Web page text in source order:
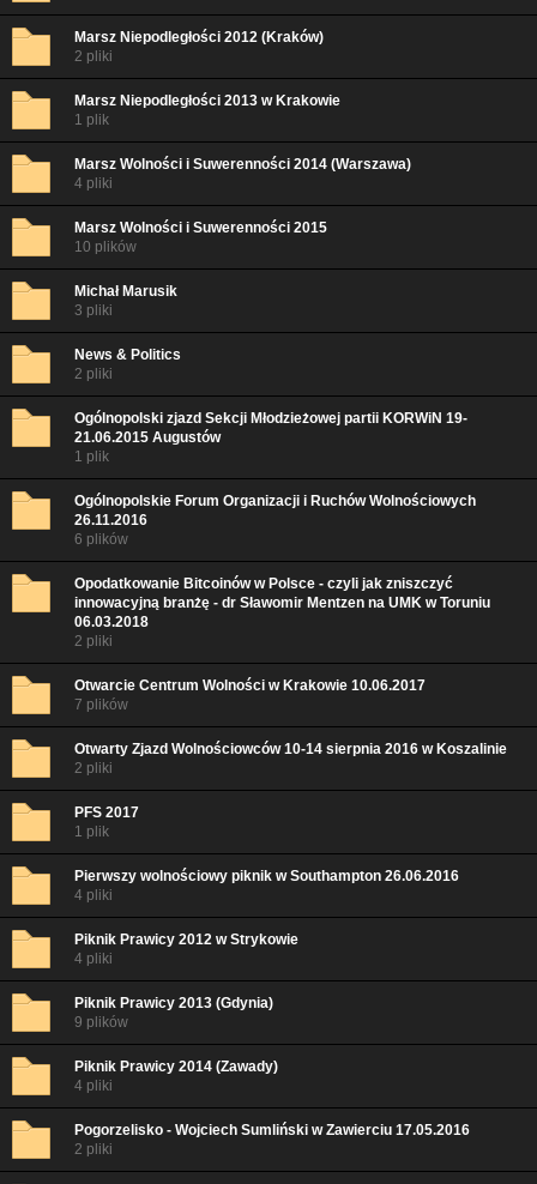
Marsz Niepodległości 2012 (Kraków)
2 pliki
Marsz Niepodległości 2013 w Krakowie
1 plik
Marsz Wolności i Suwerenności 2014 (Warszawa)
4 pliki
Marsz Wolności i Suwerenności 2015
10 plików
Michał Marusik
3 pliki
News & Politics
2 pliki
Ogólnopolski zjazd Sekcji Młodzieżowej partii KORWiN 19-
21.06.2015 Augustów
1 plik
Ogólnopolskie Forum Organizacji i Ruchów Wolnościowych
26.11.2016
6 plików
Opodatkowanie Bitcoinów w Polsce - czyli jak zniszczyć
innowacyjną branżę - dr Sławomir Mentzen na UMK w Toruniu
06.03.2018
2 pliki
Otwarcie Centrum Wolności w Krakowie 10.06.2017
7 plików
Otwarty Zjazd Wolnościowców 10-14 sierpnia 2016 w Koszalinie
2 pliki
PFS 2017
1 plik
Pierwszy wolnościowy piknik w Southampton 26.06.2016
4 pliki
Piknik Prawicy 2012 w Strykowie
4 pliki
Piknik Prawicy 2013 (Gdynia)
9 plików
Piknik Prawicy 2014 (Zawady)
4 pliki
Pogorzelisko - Wojciech Sumliński w Zawierciu 17.05.2016
2 pliki